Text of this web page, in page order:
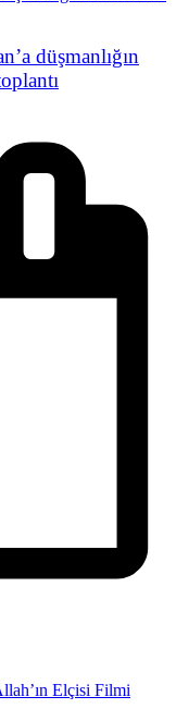
düşmanlığın